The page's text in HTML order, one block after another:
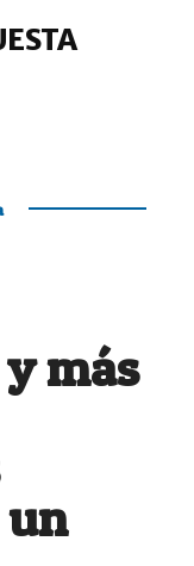
más